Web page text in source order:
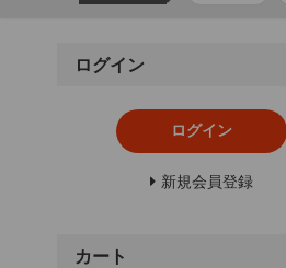
ログイン
ログイン
新規会員登録
カート